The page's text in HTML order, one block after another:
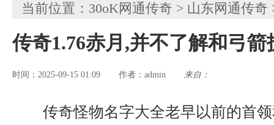
当前位置： 30oK网通传奇 > 山东网通传奇
传奇1.76赤月,并不了解和弓
时间：2025-09-15 01:09 作者： admin 来自：
传奇怪物名字大全老早以前的首